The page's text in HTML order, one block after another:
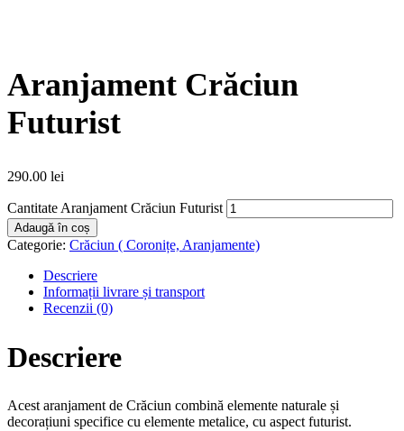
Aranjament Crăciun
Futurist
290.00 lei
Cantitate Aranjament Crăciun Futurist
Adaugă în coș
Categorie: Crăciun ( Coronițe, Aranjamente)
Descriere
Informații livrare și transport
Recenzii (0)
Descriere
Acest aranjament de Crăciun combină elemente naturale și
decorațiuni specifice cu elemente metalice, cu aspect futurist.